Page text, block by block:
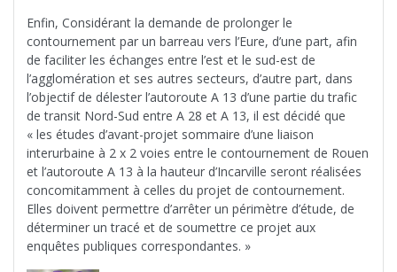
Enfin, Considérant la demande de prolonger le
contournement par un barreau vers l’Eure, d’une part, afin
de faciliter les échanges entre l’est et le sud-est de
l’agglomération et ses autres secteurs, d’autre part, dans
l’objectif de délester l’autoroute A 13 d’une partie du trafic
de transit Nord-Sud entre A 28 et A 13, il est décidé que
« les études d’avant-projet sommaire d’une liaison
interurbaine à 2 x 2 voies entre le contournement de Rouen
et l’autoroute A 13 à la hauteur d’Incarville seront réalisées
concomitamment à celles du projet de contournement.
Elles doivent permettre d’arrêter un périmètre d’étude, de
déterminer un tracé et de soumettre ce projet aux
enquêtes publiques correspondantes. »